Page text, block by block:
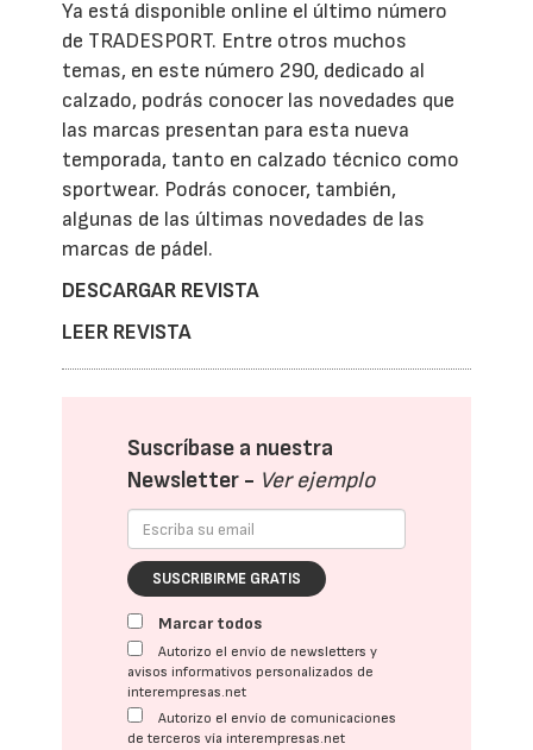
Ya está disponible online el último número
de TRADESPORT. Entre otros muchos
temas, en este número 290, dedicado al
calzado, podrás conocer las novedades que
las marcas presentan para esta nueva
temporada, tanto en calzado técnico como
sportwear. Podrás conocer, también,
algunas de las últimas novedades de las
marcas de pádel.
DESCARGAR REVISTA
LEER REVISTA
Suscríbase a nuestra
Newsletter - Ver ejemplo
SUSCRIBIRME GRATIS
Marcar todos
Autorizo el envío de newsletters y
avisos informativos personalizados de
interempresas.net
Autorizo el envío de comunicaciones
de terceros vía interempresas.net